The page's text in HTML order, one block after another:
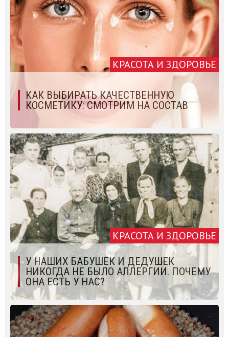
КРАСОТА И ЗДОРОВЬЕ
КАК ВЫБИРАТЬ КАЧЕСТВЕННУЮ
КОСМЕТИКУ: СМОТРИМ НА СОСТАВ
КРАСОТА И ЗДОРОВЬЕ
У НАШИХ БАБУШЕК И ДЕДУШЕК
НИКОГДА НЕ БЫЛО АЛЛЕРГИИ. ПОЧЕМУ
ОНА ЕСТЬ У НАС?